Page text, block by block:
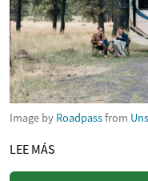
Image by Roadpassfrom
LEE MÁS